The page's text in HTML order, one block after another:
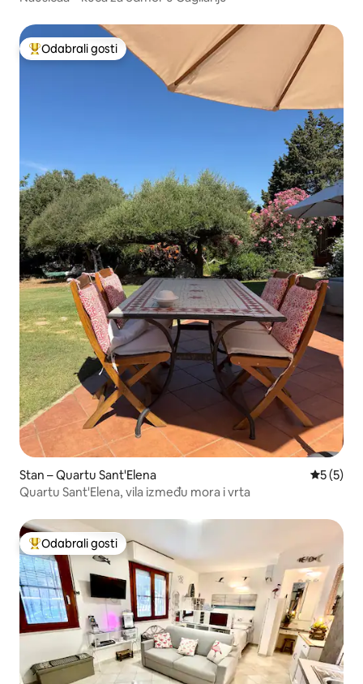
Među najviše rangiranima s oznakom „Odabrali gosti”
Odabrali gosti
Stan – Quartu Sant'Elena
5 (5)
Quartu Sant'Elena, vila između mora i vrta
Među najviše rangiranima s oznakom „Odabrali gosti”
Odabrali gosti